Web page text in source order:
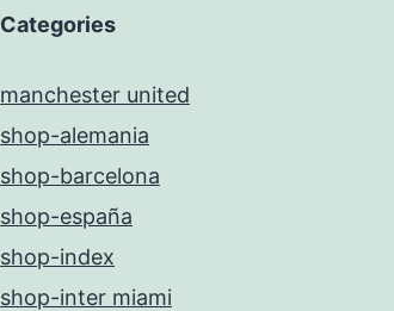
Categories
manchester united
shop-alemania
shop-barcelona
shop-españa
shop-index
shop-inter miami